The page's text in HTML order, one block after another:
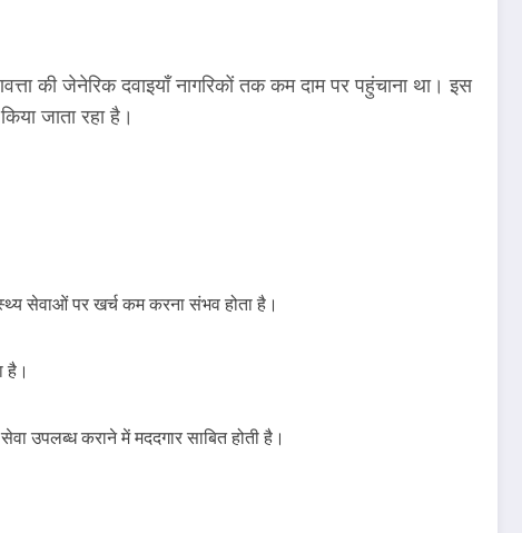
की जेनेरिक दवाइयाँ नागरिकों तक कम दाम पर पहुंचाना था। इस
जाता रहा है।
सेवाओं पर खर्च कम करना संभव होता है।
है।
उपलब्ध कराने में मददगार साबित होती है।